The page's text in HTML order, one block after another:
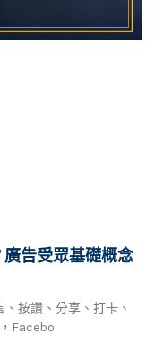
告受眾基礎概念
按讚、分享、打卡、
Facebo